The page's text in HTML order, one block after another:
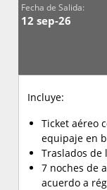
Fecha de Salida:
12 sep-26
Incluye:
Ticket aéreo
equipaje en
Traslados de
7 noches de
acuerdo a